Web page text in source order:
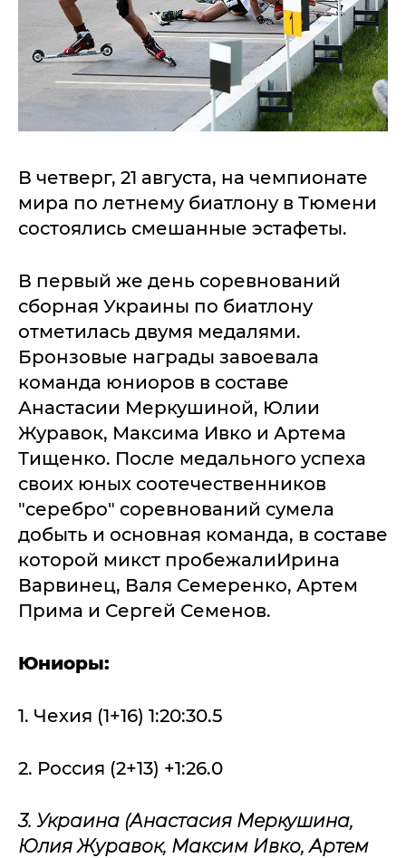
В четверг, 21 августа, на чемпионате
мира по летнему биатлону в Тюмени
состоялись смешанные эстафеты.
В первый же день соревнований
сборная Украины по биатлону
отметилась двумя медалями.
Бронзовые награды завоевала
команда юниоров в составе
Анастасии Меркушиной, Юлии
Журавок, Максима Ивко и Артема
Тищенко. После медального успеха
своих юных соотечественников
"серебро" соревнований сумела
добыть и основная команда, в составе
которой микст пробежалиИрина
Варвинец, Валя Семеренко, Артем
Прима и Сергей Семенов.
Юниоры:
1. Чехия (1+16) 1:20:30.5
2. Россия (2+13) +1:26.0
3. Украина (Анастасия Меркушина,
Юлия Журавок, Максим Ивко, Артем